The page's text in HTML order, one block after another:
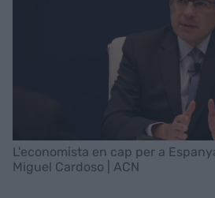
L'economista en cap per a
Miguel Cardoso | ACN